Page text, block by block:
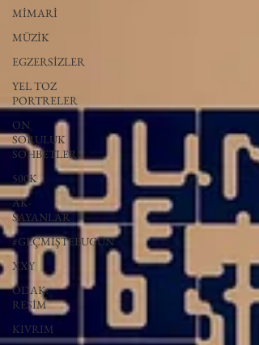
MİMARİ
MÜZİK
EGZERSİZLER
YEL TOZ
PORTRELER
ON
SORULUK
SOHBETLER
500K
AK-
SAYANLAR
#GEÇMİŞTEBUGÜN
XXY
ODAK:
RESİM
KIVRIM